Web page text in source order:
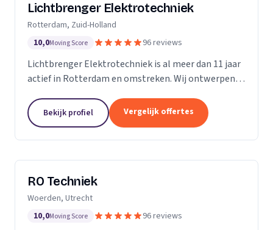
Lichtbrenger Elektrotechniek
Rotterdam, Zuid-Holland
10,0Moving Score 96 reviews
Lichtbrenger Elektrotechniek is al meer dan 11 jaar
actief in Rotterdam en omstreken. Wij ontwerpen
bedrijfspanden, horeca zaken, winkelcentra, en nog
veel meer....
Bekijk profiel Vergelijk offertes
RO Techniek
Woerden, Utrecht
10,0Moving Score 96 reviews